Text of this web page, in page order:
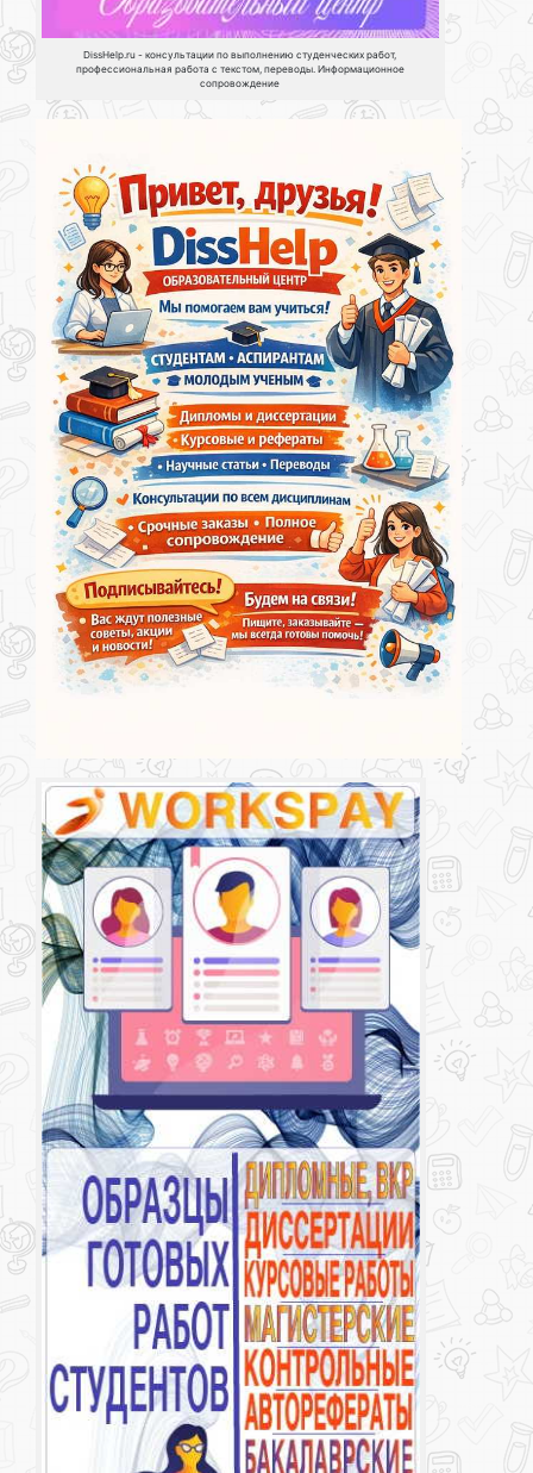
DissHelp.ru - консультации по выполнению студенческих работ,
профессиональная работа с текстом, переводы. Информационное
сопровождение